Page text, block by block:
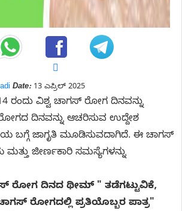
Date:13 ಎಪ್ರಿಲ್ 2025
ರಂದು ವಿಶ್ವ ಚಾಗಸ್ ರೋಗ ದಿನವನ್ನು
ದಿನವನ್ನು ಆಚರಿಸುವ ಉದ್ದೇಶ
ಬಗ್ಗೆ ಜಾಗೃತಿ ಮೂಡಿಸುವದಾಗಿದೆ. ಈ ಚಾಗಸ್
ಜೀರ್ಣಕಾರಿ ಸಮಸ್ಯೆಗಳನ್ನು
ರೋಗ ದಿನದ ಥೀಮ್ " ತಡೆಗಟ್ಟುವಿಕೆ,
ರೋಗದಲ್ಲಿ ಪ್ರತಿಯೊಬ್ಬರ ಪಾತ್ರ"